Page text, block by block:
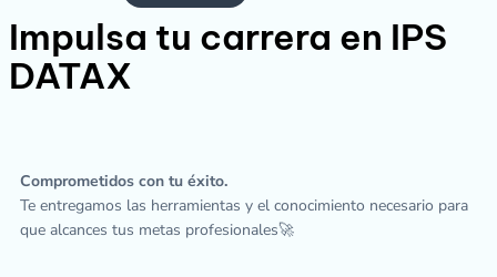
Impulsa tu carrera en IPS
DATAX
Comprometidos con tu éxito.
Te entregamos las herramientas y el conocimiento necesario para
que alcances tus metas profesionales🚀